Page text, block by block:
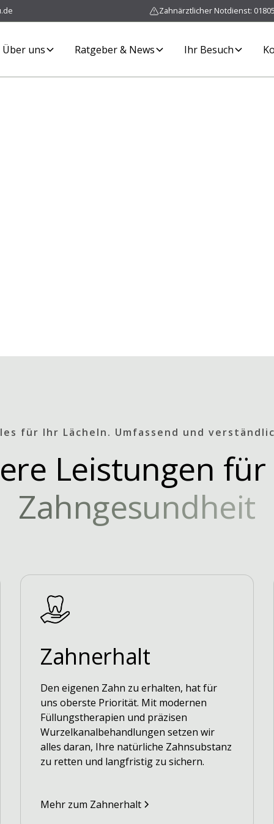
Zahnärztlicher Notdienst:
Über uns Ratgeber & News Ihr Besuch
für Ihr Lächeln. Umfassend und
Leistungen
Zahngesundheit
Zahnerhalt
Den eigenen Zahn zu erhalten, hat für
uns oberste Priorität. Mit modernen
Füllungstherapien und präzisen
Wurzelkanalbehandlungen setzen wir
alles daran, Ihre natürliche Zahnsubstanz
zu retten und langfristig zu sichern.
Mehr zum Zahnerhalt